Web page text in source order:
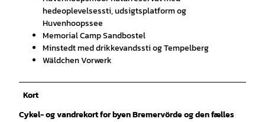
hedeoplevelsessti, udsigtsplatform og
Huvenhoopssee
Memorial Camp Sandbostel
Minstedt med drikkevandssti og Tempelberg
Wäldchen Vorwerk
Kort
Cykel- og vandrekort for byen Bremervörde og den fælles